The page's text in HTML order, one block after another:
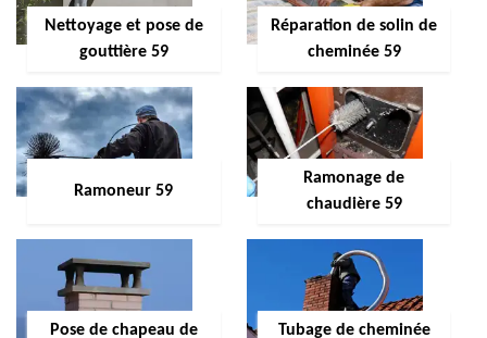
Nettoyage et pose de
gouttière 59
Réparation de solin de
cheminée 59
Ramoneur 59
Ramonage de
chaudière 59
Pose de chapeau de
Tubage de cheminée